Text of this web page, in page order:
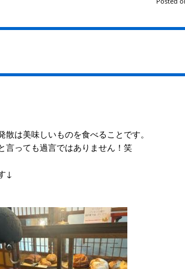
は美味しいものを食べることです。
言っても過言ではありません！笑
↓